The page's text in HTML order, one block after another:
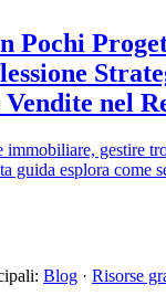
Pochi
nel
immobiliare, gestire
guida esplora come
Blog · Risorse